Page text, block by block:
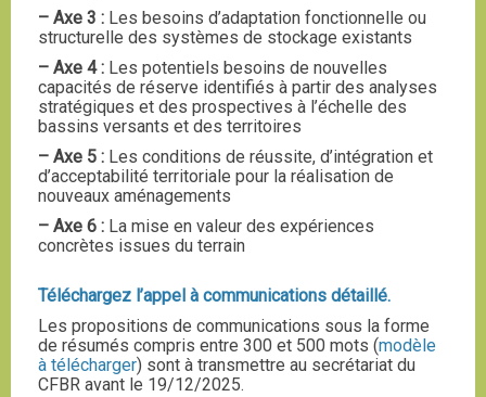
– Axe 3 : Les besoins d’adaptation fonctionnelle ou
structurelle des systèmes de stockage existants
– Axe 4 : Les potentiels besoins de nouvelles
capacités de réserve identifiés à partir des analyses
stratégiques et des prospectives à l’échelle des
bassins versants et des territoires
– Axe 5 : Les conditions de réussite, d’intégration et
d’acceptabilité territoriale pour la réalisation de
nouveaux aménagements
– Axe 6 : La mise en valeur des expériences
concrètes issues du terrain
Téléchargez l’appel à communications détaillé.
Les propositions de communications sous la forme
de résumés compris entre 300 et 500 mots (modèle
à télécharger) sont à transmettre au secrétariat du
CFBR avant le 19/12/2025.